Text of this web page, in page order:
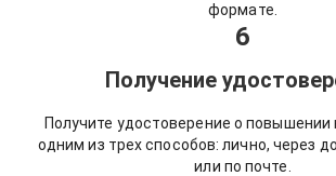
формате.
6
Получение
Получите удостоверение о повышении
одним из трех способов: лично, через
или по почте.